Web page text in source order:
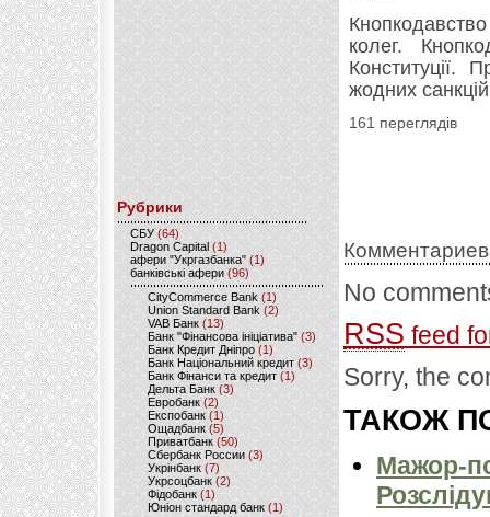
Рубрики
CБУ (64)
Dragon Capital (1)
афери "Укргазбанка" (1)
банківські афери (96)
CityCommerce Bank (1)
Union Standard Bank (2)
VAB Банк (13)
Банк "Фінансова ініціатива" (3)
Банк Кредит Дніпро (1)
Банк Національний кредит (3)
Банк Фінанси та кредит (1)
Дельта Банк (3)
Евробанк(2)
Експобанк (1)
Ощадбанк(5)
Приватбанк (50)
Сбербанк России (3)
Укрінбанк(7)
Укрсоцбанк (2)
Фідобанк (1)
Юніон стандард банк(1)
колег.
Конституції.
жодних
161 переглядів
No
RSS feed
Sorry, the
ТАКОЖ
Мажор-